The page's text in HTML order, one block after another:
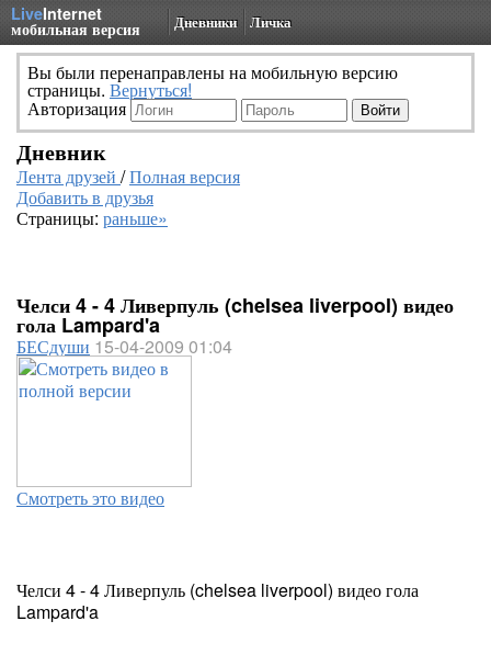
LiveInternet
мобильная версия Дневники Личка
Вы были перенаправлены на мобильную версию
страницы. Вернуться!
Авторизация
Дневник
Лента друзей /Полная версия
Добавить в друзья
Страницы: раньше»
Челси 4 - 4 Ливерпуль (chelsea liverpool) видео
гола Lampard'a
БЕСдуши 15-04-2009 01:04
Смотреть это видео
Челси 4 - 4 Ливерпуль (chelsea liverpool) видео гола
Lampard'a